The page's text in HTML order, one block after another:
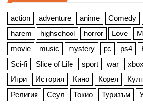
action adventure anime Comedy
harem
highschool horror Love
movie
music mystery pc ps4
Sci-fi
Slice of Life sport war
Игри
История Кино Корея
Религия
Сеул Токио Туризъм